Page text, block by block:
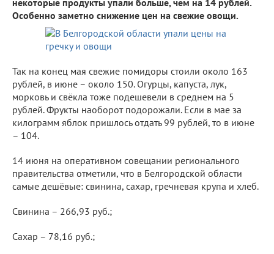
Особенно заметно снижение цен на свежие овощи.
Так на конец мая свежие помидоры стоили около 163
рублей, в июне – около 150. Огурцы, капуста, лук,
морковь и свёкла тоже подешевели в среднем на 5
рублей. Фрукты наоборот подорожали. Если в мае за
килограмм яблок пришлось отдать 99 рублей, то в июне
– 104.
14 июня на оперативном совещании регионального
правительства отметили, что в Белгородской области
самые дешёвые: свинина, сахар, гречневая крупа и хлеб.
Свинина – 266,93 руб.;
Сахар – 78,16 руб.;